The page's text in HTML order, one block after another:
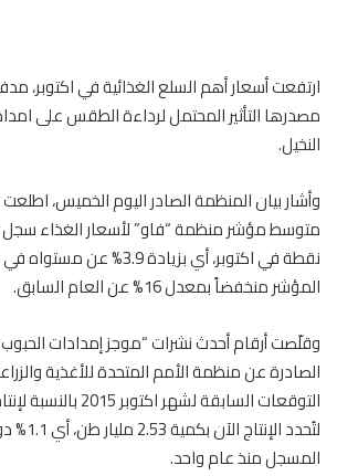
ارتفعت أسعار أهم السلع الغذائية في اكتوبر،
مصدرها التأثير المحتمل لرداءة الطقس على
النخيل.
وأشار بيان المنظمة الصادر اليوم الخميس،
نقطة في اكتوبر، أي بزيادة
المؤشر منخفضاً بمعدل 16% عن العام السابق.
وقلّصت أرقام أحدث نشرات “موجز إمدادات الحبوب
الصادرة عن منظمة الأمم المتحدة للأغذية
التوقعات السابقة لشهر
لتُحدد
المسجل منذ عام واحد.